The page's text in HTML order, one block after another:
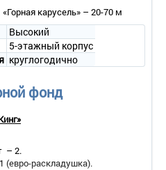
карусель» – 20-70 м
Высокий
5-этажный корпус
круглогодично
фонд
– 2.
раскладушка).